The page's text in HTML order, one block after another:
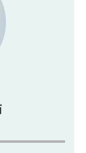
救急車を
とリスク要
上がる？
までの目安